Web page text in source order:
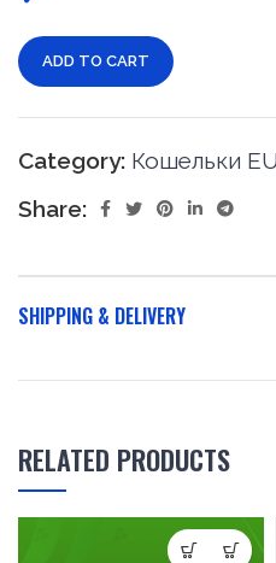
ADD TO CART
Category: Кошельки
Share:
SHIPPING & DELIVERY
RELATED PRODUCTS